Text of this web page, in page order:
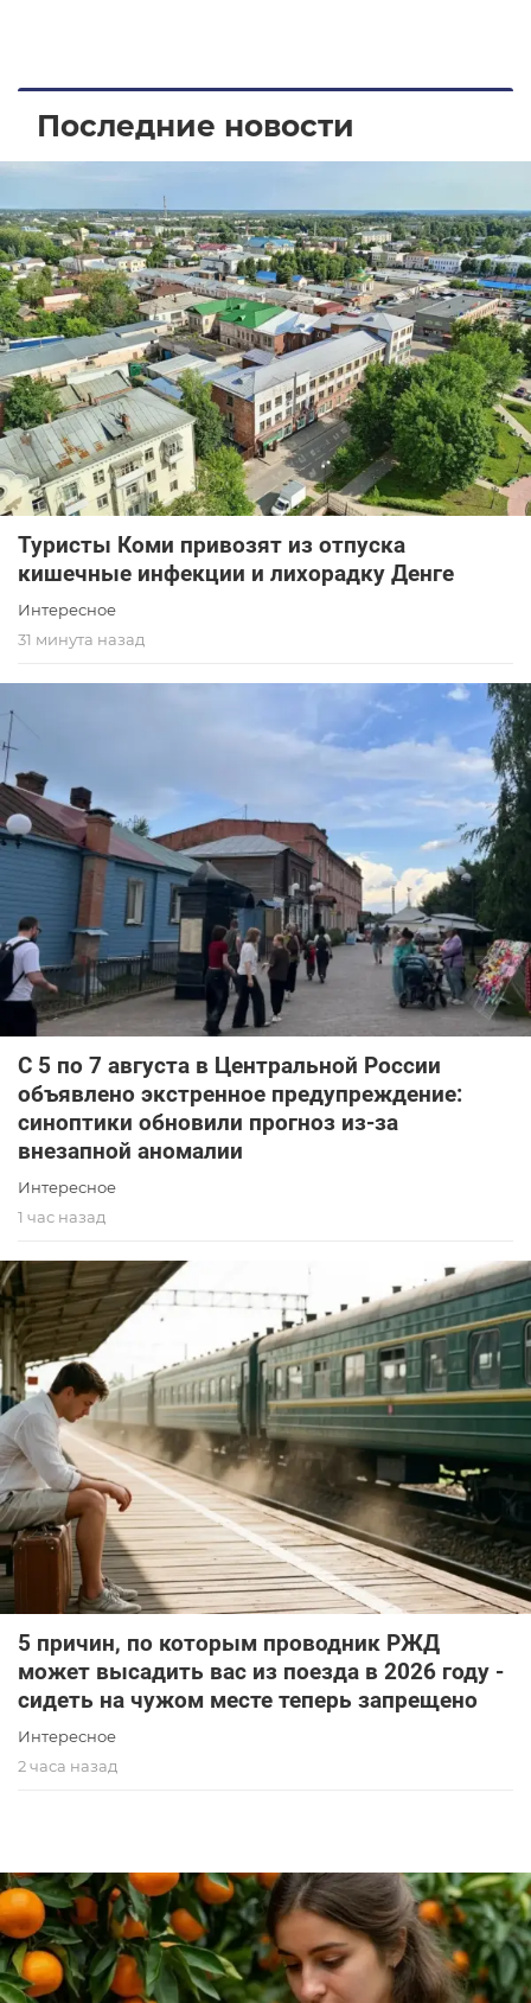
Последние новости
Туристы Коми привозят из отпуска
кишечные инфекции и лихорадку Денге
Интересное
31 минута назад
С 5 по 7 августа в Центральной России
объявлено экстренное предупреждение:
синоптики обновили прогноз из-за
внезапной аномалии
Интересное
1 час назад
5 причин, по которым проводник РЖД
может высадить вас из поезда в 2026 году -
сидеть на чужом месте теперь запрещено
Интересное
2 часа назад